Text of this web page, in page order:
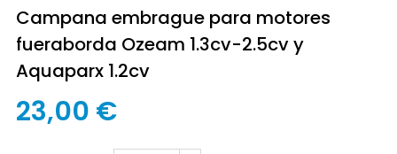
Campana embrague para motores
fueraborda Ozeam 1.3cv-2.5cv y
Aquaparx 1.2cv
23,00 €